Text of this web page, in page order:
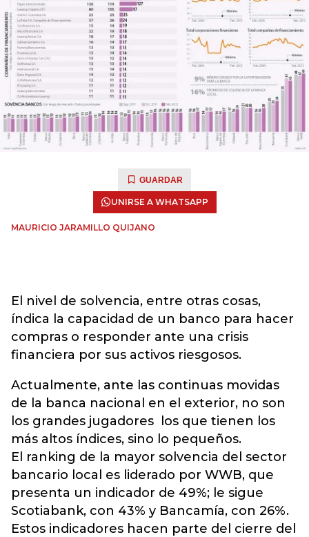
GUARDAR
UNIRSE A WHATSAPP
MAURICIO JARAMILLO QUIJANO
El nivel de solvencia, entre otras cosas,
índica la capacidad de un banco para hacer
compras o responder ante una crisis
financiera por sus activos riesgosos.
Actualmente, ante las continuas movidas
de la banca nacional en el exterior, no son
los grandes jugadores los que tienen los
más altos índices, sino lo pequeños.
El ranking de la mayor solvencia del sector
bancario local es liderado por WWB, que
presenta un indicador de 49%; le sigue
Scotiabank, con 43% y Bancamía, con 26%.
Estos indicadores hacen parte del cierre del